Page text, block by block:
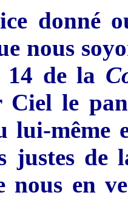
donné
nous
14 de la
Ciel le
lui-même
justes de
nous en